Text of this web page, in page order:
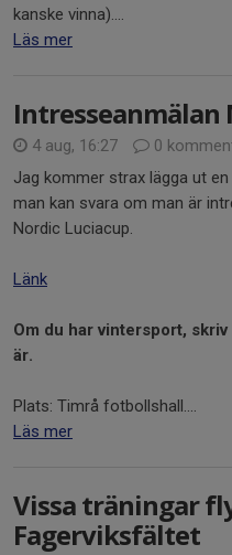
kanske vinna)....
Läs mer
Intresseanmälan
4 aug, 16:27
0
Jag kommer strax lägga ut
man kan svara om man är
Nordic Luciacup.
Länk
Om du har vintersport,
är.
Plats: Timrå fotbollshall....
Läs mer
Vissa träningar
Fagerviksfältet